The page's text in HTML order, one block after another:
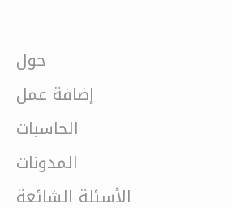
حول
إضافة عمل
الحاسبات
المدونات
الأسئلة الشائعة